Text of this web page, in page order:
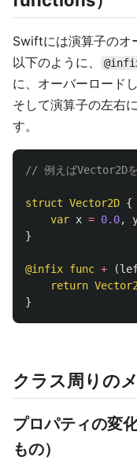
Swiftには演算子のオ
以下のように、
に、オーバーロード
そして演算子の左右
す。
// 例えばVector2D
struct Vector2D {
var x = 0.0,
}
@infix func + (
return
}
クラス周りの
プロパティの変
もの）